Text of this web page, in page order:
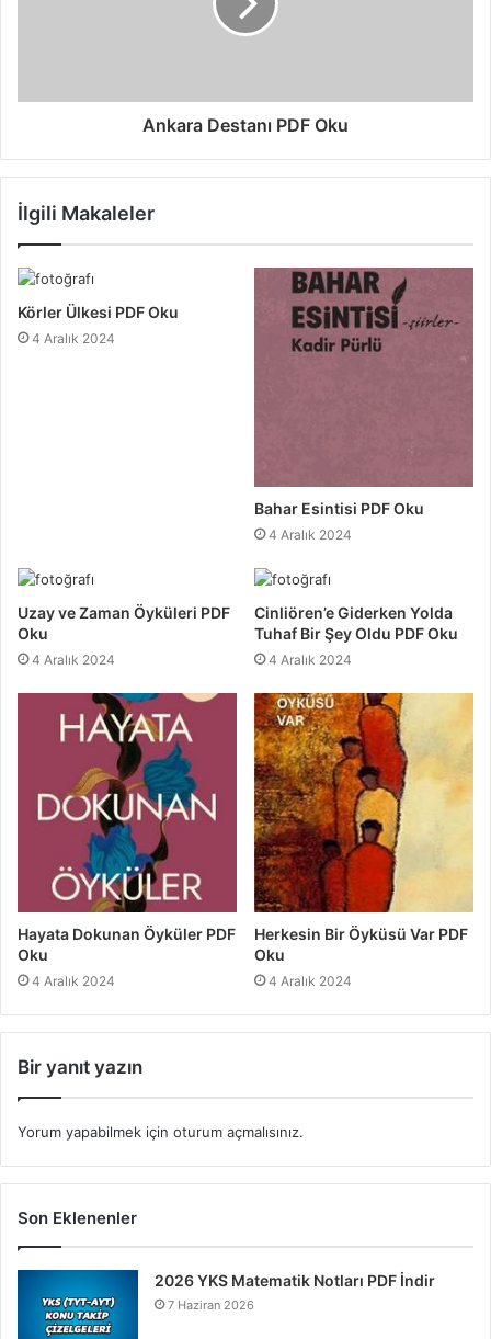
Ankara Destanı PDF Oku
İlgili Makaleler
Körler Ülkesi PDF Oku
4 Aralık 2024
Bahar Esintisi PDF Oku
4 Aralık 2024
Uzay ve Zaman Öyküleri PDF
Oku
4 Aralık 2024
Cinliören’e Giderken Yolda
Tuhaf Bir Şey Oldu PDF Oku
4 Aralık 2024
Hayata Dokunan Öyküler PDF
Oku
4 Aralık 2024
Herkesin Bir Öyküsü Var PDF
Oku
4 Aralık 2024
Bir yanıt yazın
Yorum yapabilmek için oturum açmalısınız.
Son Eklenenler
2026 YKS Matematik Notları PDF İndir
7 Haziran 2026